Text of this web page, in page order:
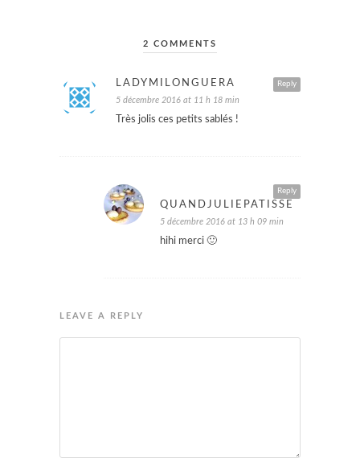
2 COMMENTS
Reply
LADYMILONGUERA
5 décembre 2016 at 11 h 18 min
Très jolis ces petits sablés !
Reply
QUANDJULIEPATISSE
5 décembre 2016 at 13 h 09 min
hihi merci 🙂
LEAVE A REPLY